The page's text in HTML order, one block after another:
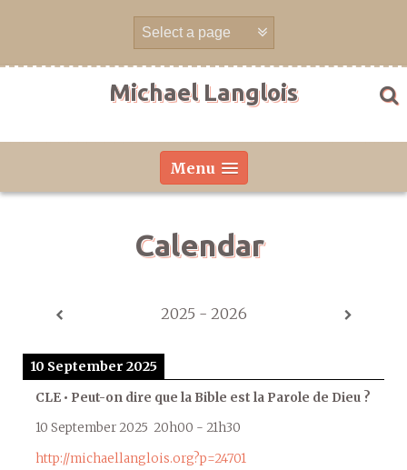
Michael Langlois
Menu
Calendar
2025 - 2026
10 September 2025
CLE • Peut-on dire que la Bible est la Parole de Dieu ?
10 September 2025 20h00 - 21h30
http://michaellanglois.org?p=24701